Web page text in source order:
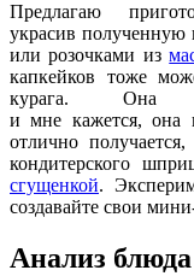
Предлагаю
украсив
или розочками из
капкейков тоже
курага.
имне кажется,она
отлично
кондитерского
сгущенкой.
создавайте свои
Анализ